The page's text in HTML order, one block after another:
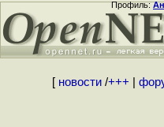
Профиль:
[ новости/+++